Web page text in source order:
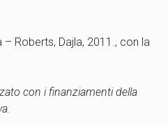
– Roberts, Dajla, 2011., con la
con i finanziamenti della